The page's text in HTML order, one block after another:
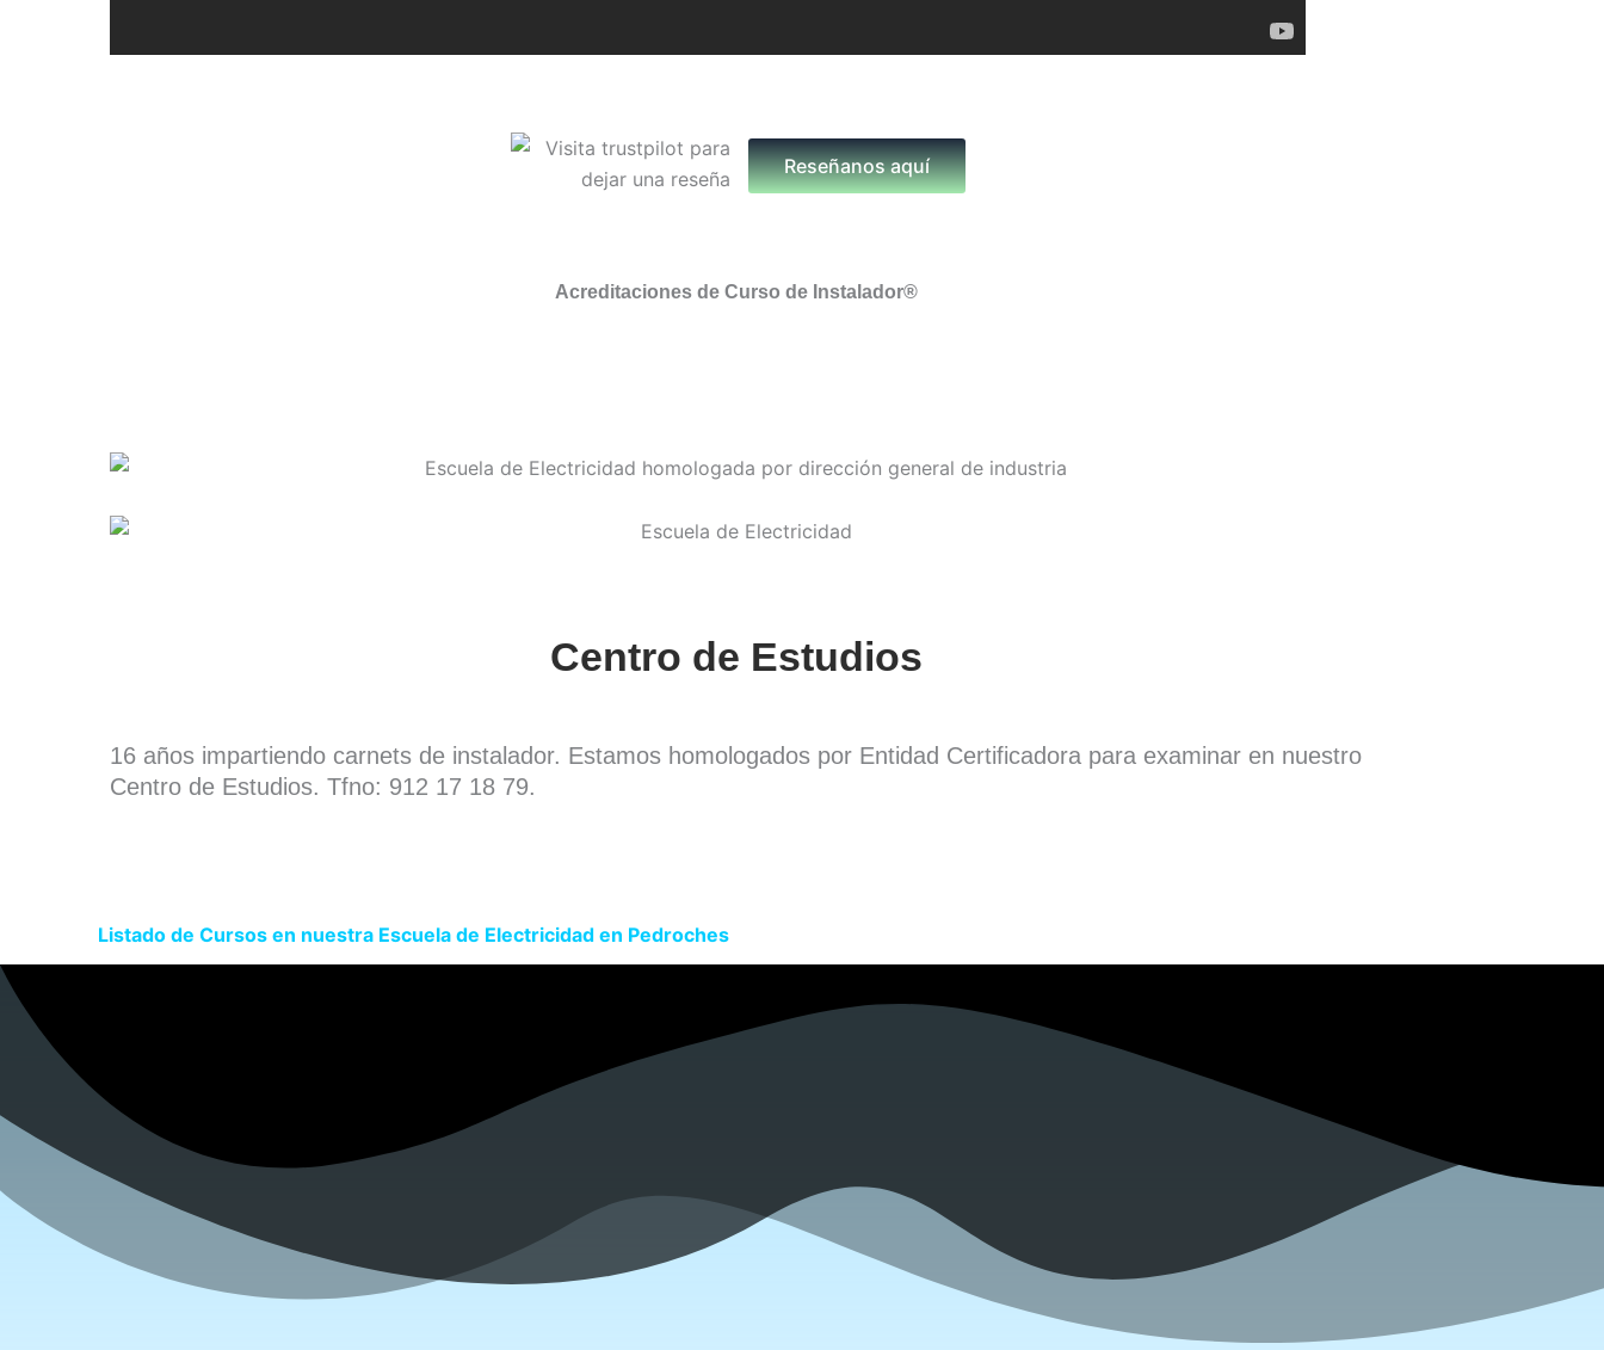
Reseñanos aquí
Acreditaciones de Curso de Instalador®
Centro de Estudios
16 años impartiendo carnets de instalador. Estamos homologados por Entidad Certificadora para examinar en nuestro
Centro de Estudios. Tfno: 912 17 18 79.
Listado de Cursos en nuestra Escuela de Electricidad en Pedroches